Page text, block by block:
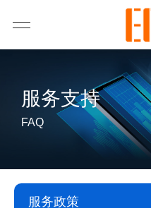
服务支持
FAQ